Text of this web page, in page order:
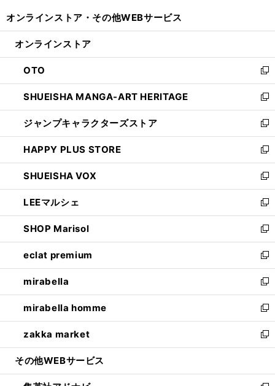
開
ン
ウ
で
開
く
ウ
ン
ド
ウ
で
開
く
オンラインストア・ その他WEBサービス
オンラインストア
OTO
新
し
い
ウ
ィ
ン
ド
ウ
で
開
く
SHUEISHA MANGA-ART HERITAGE
新
し
い
ウ
ィ
ン
ド
ウ
で
開
く
ジャンプキャラクターズストア
新
し
い
ウ
ィ
ン
ド
ウ
で
開
く
HAPPY PLUS STORE
新
し
い
ウ
ィ
ン
ド
ウ
で
開
く
SHUEISHA VOX
新
し
い
ウ
ィ
ン
ド
ウ
で
開
く
LEEマルシェ
新
し
い
ウ
ィ
ン
ド
ウ
で
開
く
SHOP Marisol
新
し
い
ウ
ィ
ン
ド
ウ
で
開
eclat premium
新
し
い
ウ
ィ
ン
ド
ウ
開
mirabella
新
し
い
ウ
ィ
ン
ウ
mirabella homme
新
し
い
ウ
ン
zakka market
新
し
ウ
その他WEBサービス